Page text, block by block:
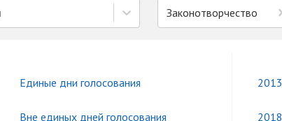
Законотворчество
Единые дни голосования
Вне единых дней голосования
2013
2018